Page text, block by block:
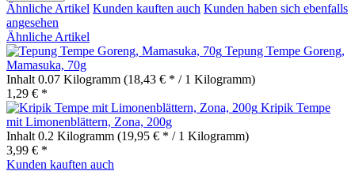
Ähnliche Artikel Kunden kauften auch Kunden haben sich ebenfalls
angesehen
Ähnliche Artikel
Tepung Tempe Goreng,
Mamasuka, 70g
Inhalt 0.07 Kilogramm (18,43 € * / 1 Kilogramm)
1,29 € *
Kripik Tempe
mit Limonenblättern, Zona, 200g
Inhalt 0.2 Kilogramm (19,95 € * / 1 Kilogramm)
3,99 € *
Kunden kauften auch